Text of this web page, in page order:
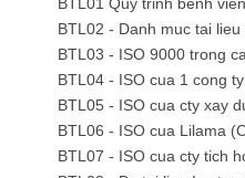
BTL01 Quy trinh benh
BTL02 - Danh muc tai
BTL03 - ISO 9000 trong
BTL04 - ISO cua 1 cong
BTL05 - ISO cua cty xay
BTL06 - ISO cua Lilama
BTL07 - ISO cua cty tich